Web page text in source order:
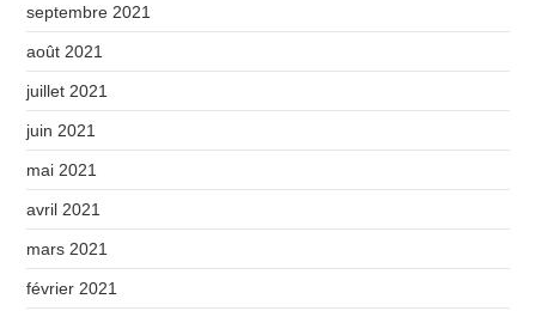
septembre 2021
août 2021
juillet 2021
juin 2021
mai 2021
avril 2021
mars 2021
février 2021